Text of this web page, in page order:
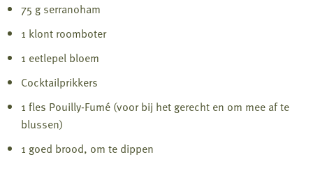
75 g serranoham
1 klont roomboter
1 eetlepel bloem
Cocktailprikkers
1 fles Pouilly-Fumé (voor bij het gerecht en om mee af te
blussen)
1 goed brood, om te dippen